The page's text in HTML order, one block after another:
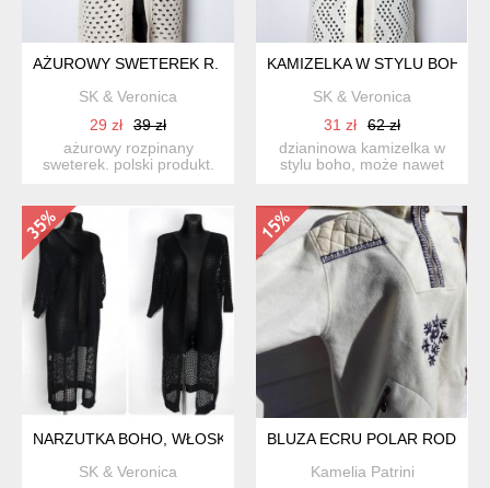
AŻUROWY SWETEREK R. L
SK & Veronica
29 zł
39 zł
ażurowy rozpinany
sweterek. polski produkt.
KAMIZELKA W STYLU BOHO
SK & Veronica
31 zł
62 zł
dzianinowa kamizelka w
stylu boho, może nawet
NARZUTKA BOHO, WŁOSKA
SK & Veronica
BLUZA ECRU POLAR RODEO
Kamelia Patrini